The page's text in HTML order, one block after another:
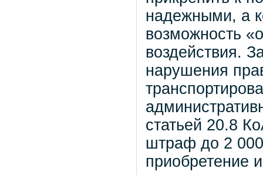
надежными, а
возможность
воздействия.
нарушения
статьей 20.8
штраф до 2
приобретение